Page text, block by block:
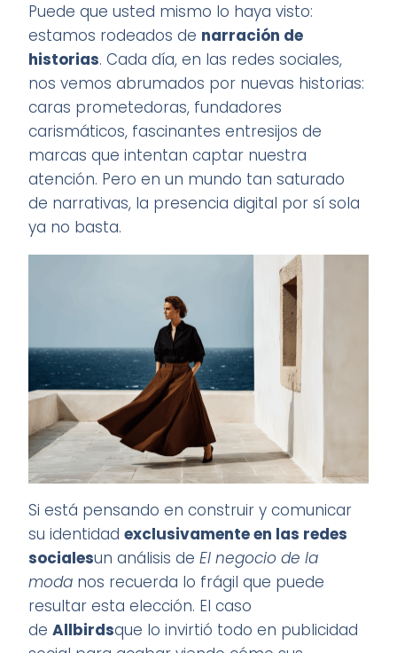
Puede que usted mismo lo haya visto:
estamos rodeados de narración de
historias. Cada día, en las redes sociales,
nos vemos abrumados por nuevas historias:
caras prometedoras, fundadores
carismáticos, fascinantes entresijos de
marcas que intentan captar nuestra
atención. Pero en un mundo tan saturado
de narrativas, la presencia digital por sí sola
ya no basta.
Si está pensando en construir y comunicar
su identidadexclusivamente en las redes
socialesun análisis deEl negocio de la
moda nos recuerda lo frágil que puede
resultar esta elección. El caso
deAllbirdsque lo invirtió todo en publicidad